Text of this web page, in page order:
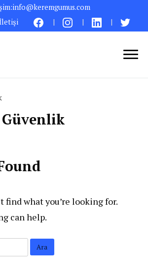
info@keremgumus.com
İletişi
Bilgisayarın Büyülü Dünyasında:
Yönetimi, Yazılımın Gücü ve
Hayatta Kolaylıklar –
Güvenlik
find what you’re looking for.
can help.